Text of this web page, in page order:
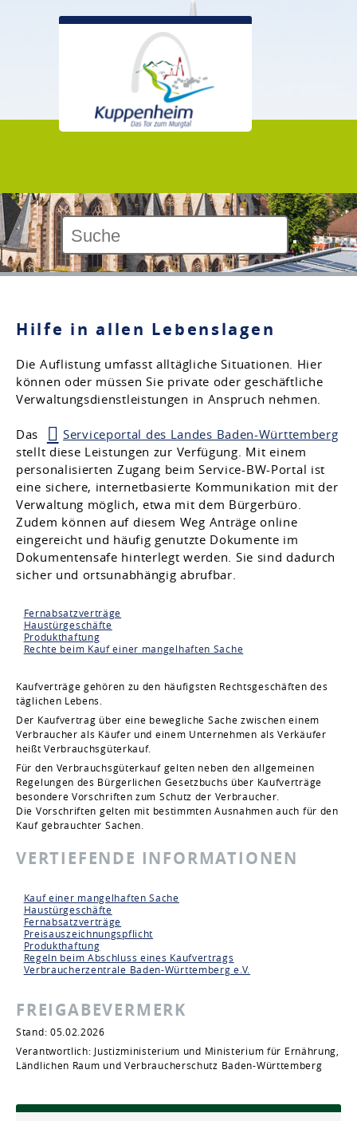
Hilfe in allen Lebenslagen
Die Auflistung umfasst alltägliche Situationen. Hier
können oder müssen Sie private oder geschäftliche
Verwaltungsdienstleistungen in Anspruch nehmen.
Das
Serviceportal des Landes Baden-Württemberg
stellt diese Leistungen zur Verfügung. Mit einem
personalisierten Zugang beim Service-BW-Portal ist
eine sichere, internetbasierte Kommunikation mit der
Verwaltung möglich, etwa mit dem Bürgerbüro.
Zudem können auf diesem Weg Anträge online
eingereicht und häufig genutzte Dokumente im
Dokumentensafe hinterlegt werden. Sie sind dadurch
sicher und ortsunabhängig abrufbar.
Fernabsatzverträge
Haustürgeschäfte
Produkthaftung
Rechte beim Kauf einer mangelhaften Sache
Kaufverträge gehören zu den häufigsten Rechtsgeschäften des
täglichen Lebens.
Der Kaufvertrag über eine bewegliche Sache zwischen einem
Verbraucher als Käufer und einem Unternehmen als Verkäufer
heißt Verbrauchsgüterkauf.
Für den Verbrauchsgüterkauf gelten neben den allgemeinen
Regelungen des Bürgerlichen Gesetzbuchs über Kaufverträge
besondere Vorschriften zum Schutz der Verbraucher.
Die Vorschriften gelten mit bestimmten Ausnahmen auch für den
Kauf gebrauchter Sachen.
VERTIEFENDE INFORMATIONEN
Kauf einer mangelhaften Sache
Haustürgeschäfte
Fernabsatzverträge
Preisauszeichnungspflicht
Produkthaftung
Regeln beim Abschluss eines Kaufvertrags
Verbraucherzentrale Baden-Württemberg e.V.
FREIGABEVERMERK
Stand: 05.02.2026
Verantwortlich: Justizministerium und Ministerium für Ernährung,
Ländlichen Raum und Verbraucherschutz Baden-Württemberg